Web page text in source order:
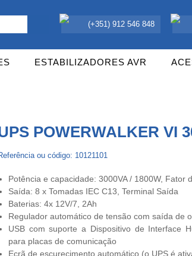
(+351) 912 546 848
ESTABILIZADORES AVR
POWERWALKER VI
ou código: 10121101
Potência e capacidade: 3000VA / 1800W, Fator
Saída: 8 x Tomadas IEC C13, Terminal Saída
Baterias: 4x 12V/7, 2Ah
Regulador automático de tensão com saída de
USB com suporte a Dispositivo de Interface
para placas de comunicação
Ecrã de escurecimento automático (o UPS é